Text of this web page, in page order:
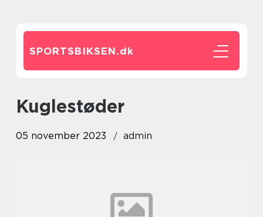
SPORTSBIKSEN.dk
kuglestøder
05 november 2023 admin